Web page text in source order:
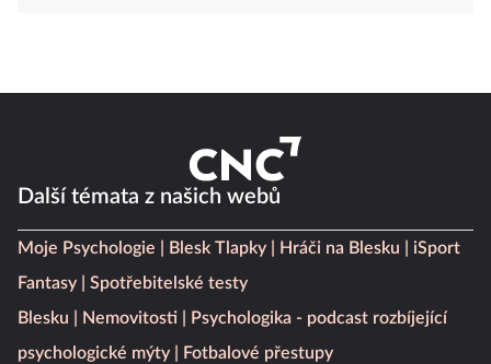
Další témata z našich webů
Moje Psychologie Blesk Tlapky Hráči na Blesku
iSport
Fantasy
Spotřebitelské testy
Blesku
Nemovitosti
Psychologika - podcast rozbíjející
psychologické mýty
Fotbalové přestupy